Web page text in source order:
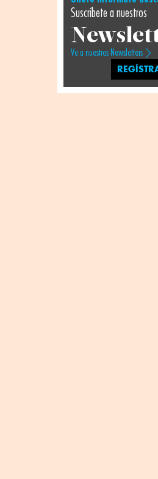
Suscríbete a nuestros
Ve a nuestros Newsletters